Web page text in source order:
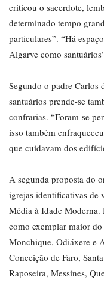
criticou o sacerdote,
determinado tempo
particulares”. “Há
Algarve como
Segundo o padre Carlos
santuários prende-se
confrarias. “Foram-se
isso também
que cuidavam dos
A segunda proposta do
igrejas identificativas de
Média à Idade Moderna.
como exemplar maior
Monchique, Odiáxere e
Conceição de Faro,
Raposeira, Messines,